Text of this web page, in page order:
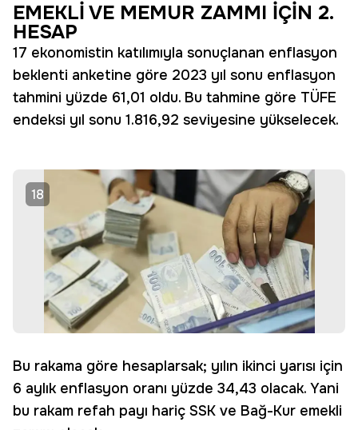
EMEKLİ VE MEMUR ZAMMI İÇİN 2.
HESAP
17 ekonomistin katılımıyla sonuçlanan enflasyon
beklenti anketine göre 2023 yıl sonu enflasyon
tahmini yüzde 61,01 oldu. Bu tahmine göre TÜFE
endeksi yıl sonu 1.816,92 seviyesine yükselecek.
18
Bu rakama göre hesaplarsak; yılın ikinci yarısı için
6 aylık enflasyon oranı yüzde 34,43 olacak. Yani
bu rakam refah payı hariç SSK ve Bağ-Kur emekli